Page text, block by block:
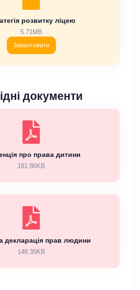
розвитку ліцею
5.71MB
Завантажити
документи
про права дитини
181.86KB
декларація прав людини
148.35KB